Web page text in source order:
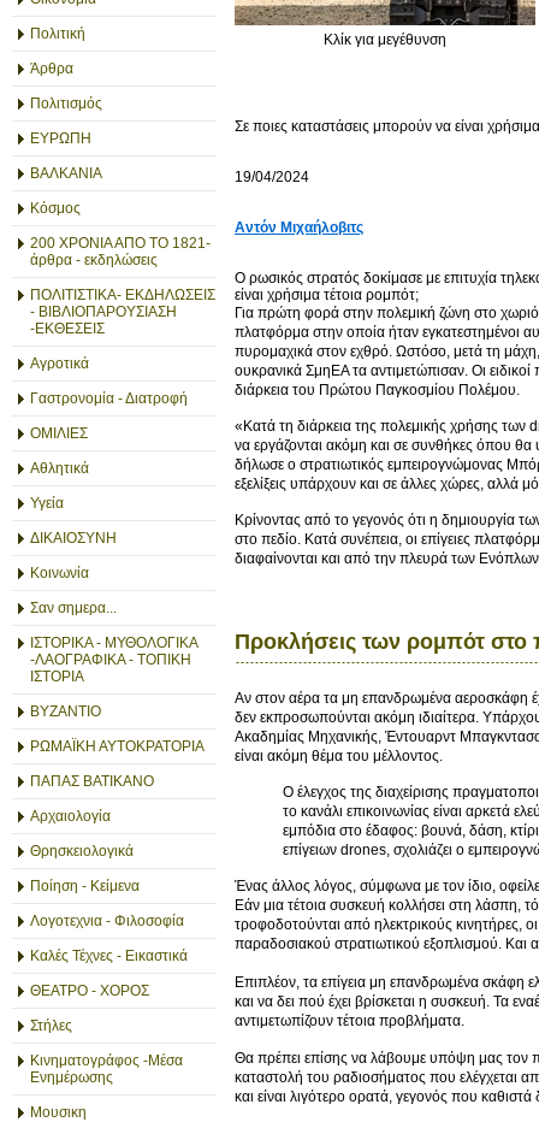
Πολιτική
Άρθρα
Πολιτισμός
ΕΥΡΩΠΗ
ΒΑΛΚΑΝΙΑ
Κόσμος
200 ΧΡΟΝΙΑ ΑΠΟ ΤΟ 1821-
άρθρα - εκδηλώσεις
ΠΟΛΙΤΙΣΤΙΚΑ- ΕΚΔΗΛΩΣΕΙΣ
- ΒΙΒΛΙΟΠΑΡΟΥΣΙΑΣΗ
-ΕΚΘΕΣΕΙΣ
Αγροτικά
Γαστρονομία - Διατροφή
ΟΜΙΛΙΕΣ
Αθλητικά
Υγεία
ΔΙΚΑΙΟΣΥΝΗ
Κοινωνία
Σαν σημερα...
ΙΣΤΟΡΙΚΑ - ΜΥΘΟΛΟΓΙΚΑ
-ΛΑΟΓΡΑΦΙΚΑ - ΤΟΠΙΚΗ
ΙΣΤΟΡΙΑ
ΒΥΖΑΝΤΙΟ
ΡΩΜΑΪΚΗ ΑΥΤΟΚΡΑΤΟΡΙΑ
ΠΑΠΑΣ ΒΑΤΙΚΑΝΟ
Αρχαιολογία
Θρησκειολογικά
Ποίηση - Κείμενα
Λογοτεχνια - Φιλοσοφία
Καλές Τέχνες - Εικαστικά
ΘΕΑΤΡΟ - ΧΟΡΟΣ
Στήλες
Κινηματογράφος -Μέσα
Ενημέρωσης
Μουσικη
Κλίκ για μεγέθυνση
Σε ποιες καταστάσεις μπορούν να είναι
19/04/2024
Αντόν Μιχαήλοβιτς
Ο ρωσικός στρατός δοκίμασε με επιτυχία
είναι χρήσιμα τέτοια ρομπότ;
Για πρώτη φορά στην πολεμική ζώνη στο
πλατφόρμα στην οποία ήταν εγκατεστημένοι
πυρομαχικά στον εχθρό. Ωστόσο, μετά τη
ουκρανικά ΣμηΕΑ τα αντιμετώπισαν. Οι
διάρκεια του Πρώτου Παγκοσμίου Πολέμου.
«Κατά τη διάρκεια της πολεμικής χρήσης των
να εργάζονται ακόμη και σε συνθήκες όπου
δήλωσε ο στρατιωτικός εμπειρογνώμονας
εξελίξεις υπάρχουν και σε άλλες χώρες, αλλά
Κρίνοντας από το γεγονός ότι η δημιουργία
στο πεδίο. Κατά συνέπεια, οι επίγειες
διαφαίνονται και από την πλευρά των
Προκλήσεις των ρομπότ στο
Αν στον αέρα τα μη επανδρωμένα αεροσκάφη
δεν εκπροσωπούνται ακόμη ιδιαίτερα.
Ακαδημίας Μηχανικής, Έντουαρντ
είναι ακόμη θέμα του μέλλοντος.
Ο έλεγχος της διαχείρισης
το κανάλι επικοινωνίας είναι αρκετά
εμπόδια στο έδαφος: βουνά, δάση,
επίγειων drones, σχολιάζει ο
Ένας άλλος λόγος, σύμφωνα με τον ίδιο,
Εάν μια τέτοια συσκευή κολλήσει στη λάσπη,
τροφοδοτούνται από ηλεκτρικούς κινητήρες,
παραδοσιακού στρατιωτικού εξοπλισμού. Και
Επιπλέον, τα επίγεια μη επανδρωμένα σκάφη
και να δει πού έχει βρίσκεται η συσκευή. Τα
αντιμετωπίζουν τέτοια προβλήματα.
Θα πρέπει επίσης να λάβουμε υπόψη μας τον
καταστολή του ραδιοσήματος που ελέγχεται
και είναι λιγότερο ορατά, γεγονός που